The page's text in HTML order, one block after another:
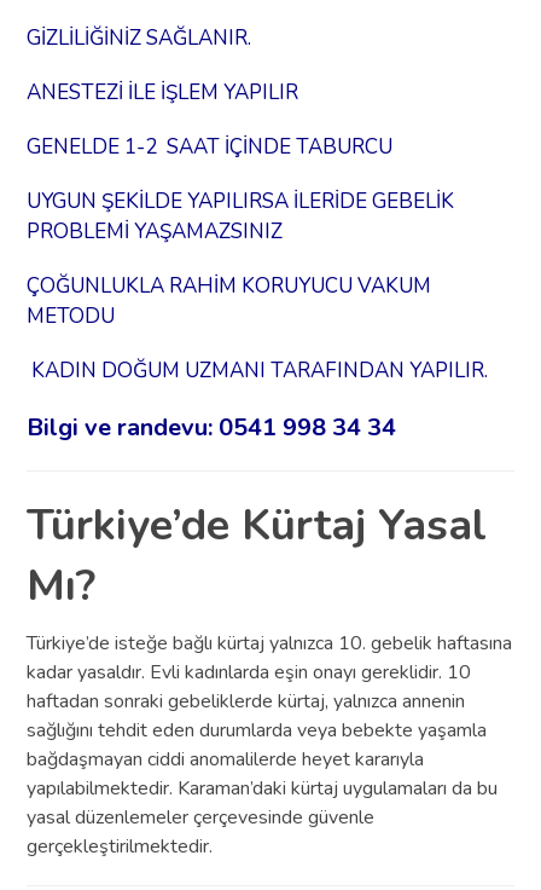
GİZLİLİĞİNİZ SAĞLANIR.
ANESTEZİ İLE İŞLEM YAPILIR
GENELDE 1-2 SAAT İÇİNDE TABURCU
UYGUN ŞEKİLDE YAPILIRSA İLERİDE GEBELİK
PROBLEMİ YAŞAMAZSINIZ
ÇOĞUNLUKLA RAHİM KORUYUCU VAKUM
METODU
KADIN DOĞUM UZMANI TARAFINDAN YAPILIR.
Bilgi ve randevu: 0541 998 34 34
Türkiye’de Kürtaj Yasal
Mı?
Türkiye’de isteğe bağlı kürtaj yalnızca 10. gebelik haftasına
kadar yasaldır. Evli kadınlarda eşin onayı gereklidir. 10
haftadan sonraki gebeliklerde kürtaj, yalnızca annenin
sağlığını tehdit eden durumlarda veya bebekte yaşamla
bağdaşmayan ciddi anomalilerde heyet kararıyla
yapılabilmektedir. Karaman’daki kürtaj uygulamaları da bu
yasal düzenlemeler çerçevesinde güvenle
gerçekleştirilmektedir.